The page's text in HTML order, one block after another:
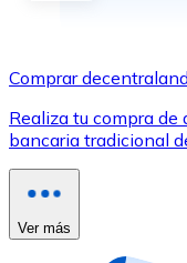
Utiliza tarjetas
Comprar con
Comprar
Realiza tu compra
bancaria tradicional
Ver más